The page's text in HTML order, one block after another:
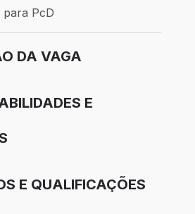
PcD
para PcD
DA VAGA
E
E QUALIFICAÇÕES